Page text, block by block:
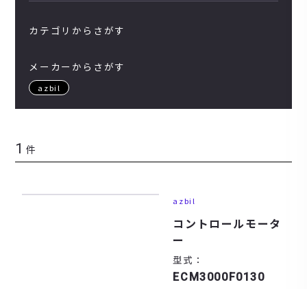
カテゴリからさがす
メーカーからさがす
azbil
1 件
azbil
コントロールモータ
ー
型式：
ECM3000F0130